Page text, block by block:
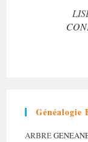
Généalogie
ARBRE